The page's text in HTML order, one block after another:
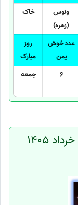
ونوس
(زهره)
خاک
عدد خوش
یمن
روز
مبارک
6 جمعه
فال قهوه روزانه امروز 20 خرداد 1405